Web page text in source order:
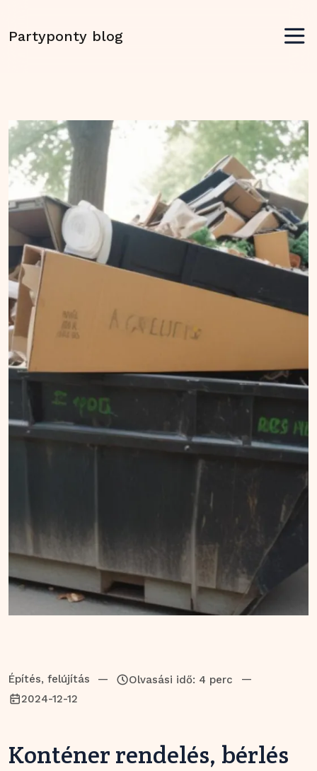
Partyponty blog
Építés, felújítás — Olvasási idő: 4 perc
—
2024-12-12
Konténer rendelés, bérlés